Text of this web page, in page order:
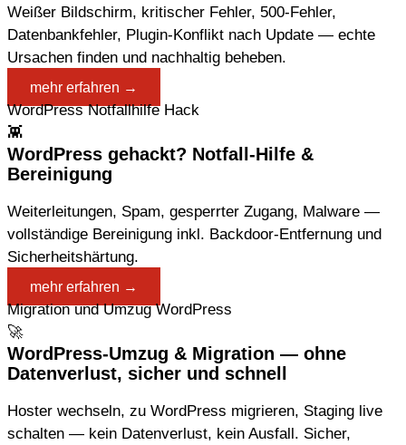
Weißer Bildschirm, kritischer Fehler, 500-Fehler,
Datenbankfehler, Plugin-Konflikt nach Update — echte
Ursachen finden und nachhaltig beheben.
mehr erfahren →
WordPress Notfallhilfe Hack
👾
WordPress gehackt? Notfall-Hilfe &
Bereinigung
Weiterleitungen, Spam, gesperrter Zugang, Malware —
vollständige Bereinigung inkl. Backdoor-Entfernung und
Sicherheitshärtung.
mehr erfahren →
Migration und Umzug WordPress
🚀
WordPress-Umzug & Migration — ohne
Datenverlust, sicher und schnell
Hoster wechseln, zu WordPress migrieren, Staging live
schalten — kein Datenverlust, kein Ausfall. Sicher,